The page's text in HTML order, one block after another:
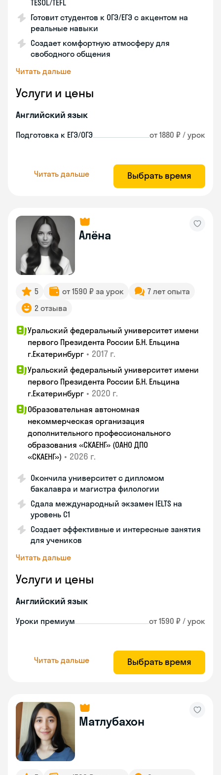
TESOL/TEFL
Готовит студентов к ОГЭ/ЕГЭ с акцентом на
реальные навыки
Создает комфортную атмосферу для
свободного общения
Читать дальше
Услуги и цены
Английский язык
Подготовка к ЕГЭ/ОГЭ от 1880 ₽ / урок
Читать дальше Выбрать время
Алёна
5 от 1590 ₽ за урок
7 лет опыта
2 отзыва
Уральский федеральный университет имени
первого Президента России Б.Н. Ельцина
г.Екатеринбург • 2017 г.
Уральский федеральный университет имени
первого Президента России Б.Н. Ельцина
г.Екатеринбург • 2020 г.
Образовательная автономная
некоммерческая организация
дополнительного профессионального
образования «СКАЕНГ» (ОАНО ДПО
«СКАЕНГ») • 2026 г.
Окончила университет с дипломом
бакалавра и магистра филологии
Сдала международный экзамен IELTS на
уровень C1
Создает эффективные и интересные занятия
для учеников
Читать дальше
Услуги и цены
Английский язык
Уроки премиум от 1590 ₽ / урок
Читать дальше Выбрать время
Матлубахон